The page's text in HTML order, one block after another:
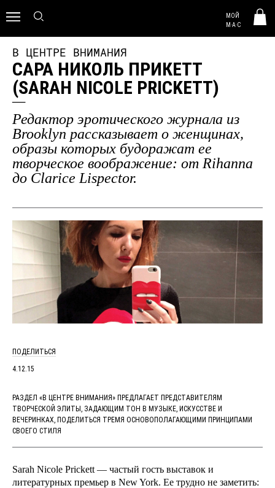
МОЙ
M·A·C
В ЦЕНТРЕ ВНИМАНИЯ
САРА НИКОЛЬ ПРИКЕТТ
(SARAH NICOLE PRICKETT)
Редактор эротического журнала из
Brooklyn рассказывает о женщинах,
образы которых будоражат ее
творческое воображение: от Rihanna
до Clarice Lispector.
ПОДЕЛИТЬСЯ
4.12.15
РАЗДЕЛ «В ЦЕНТРЕ ВНИМАНИЯ» ПРЕДЛАГАЕТ ПРЕДСТАВИТЕЛЯМ
ТВОРЧЕСКОЙ ЭЛИТЫ, ЗАДАЮЩИМ ТОН В МУЗЫКЕ, ИСКУССТВЕ И
ВЕЧЕРИНКАХ, ПОДЕЛИТЬСЯ ТРЕМЯ ОСНОВОПОЛАГАЮЩИМИ ПРИНЦИПАМИ
СВОЕГО СТИЛЯ
Sarah Nicole Prickett — частый гость выставок и
литературных премьер в New York. Ее трудно не заметить: